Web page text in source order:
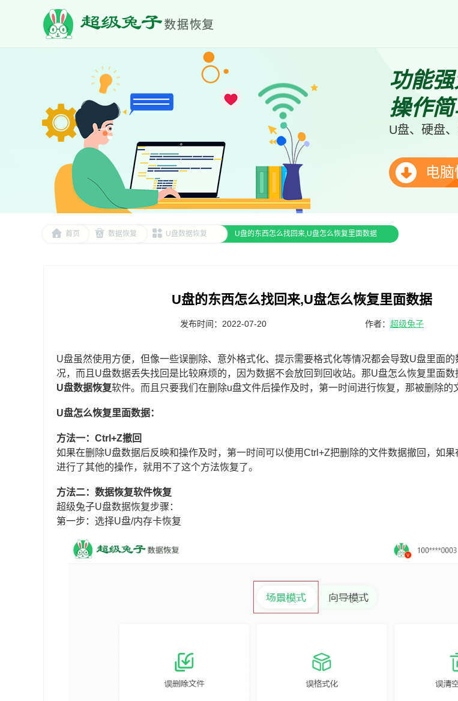
功能
操作
U盘、硬盘
电
首页 数据恢复 U盘数据恢复 U盘的东西怎么找回来,U盘怎么恢复里面数据
U盘的东西怎么找回来,U盘怎么恢复里面数据
发布时间：2022-07-20 作者： 超级兔子
U盘虽然使用方便，但像一些误删除、意外格式化、提示需要格式化等情况都会导致U盘里面
况，而且U盘数据丢失找回是比较麻烦的，因为数据不会放回到回收站。那U盘怎么恢复里面
U盘数据恢复软件。而且只要我们在删除u盘文件后操作及时，第一时间进行恢复，那被删除的
U盘怎么恢复里面数据：
方法一：Ctrl+Z撤回
如果在删除U盘数据后反映和操作及时，第一时间可以使用Ctrl+Z把删除的文件数据撤回，如
进行了其他的操作，就用不了这个方法恢复了。
方法二：数据恢复软件恢复
超级兔子U盘数据恢复步骤：
第一步：选择U盘/内存卡恢复